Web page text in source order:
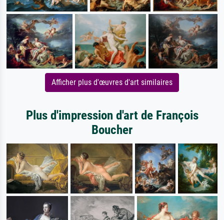
Afficher plus d'œuvres d'art similaires
Plus d'impression d'art de François
Boucher